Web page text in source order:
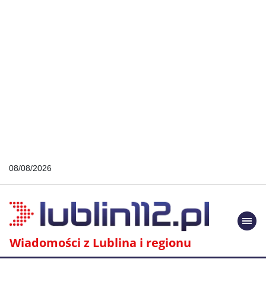
08/08/2026
Wiadomości z Lublina i regionu